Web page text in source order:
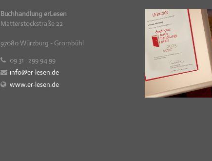
Buchhandlung erLesen
Matterstockstraße 22
97080 Würzburg - Grombühl
09 31 . 299 94 99
info@er-lesen.de
www.er-lesen.de